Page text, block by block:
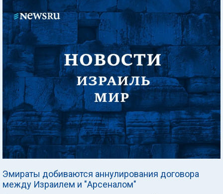
Эмираты добиваются аннулирования договора
между Израилем и "Арсеналом"